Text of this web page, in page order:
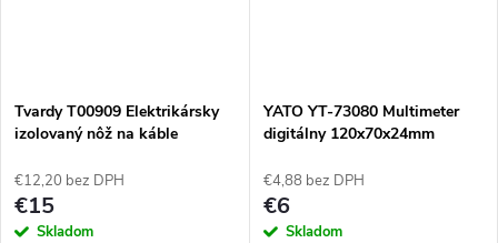
Tvardy T00909 Elektrikársky
izolovaný nôž na káble
€12,20 bez DPH
€15
Skladom
YATO YT-73080 Multimeter
digitálny 120x70x24mm
€4,88 bez DPH
€6
Skladom